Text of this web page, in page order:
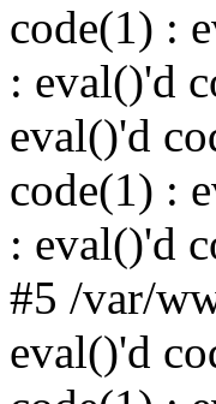
code(1) :
: eval()'d
eval()'d
code(1) :
: eval()'d
#5 /var/
eval()'d